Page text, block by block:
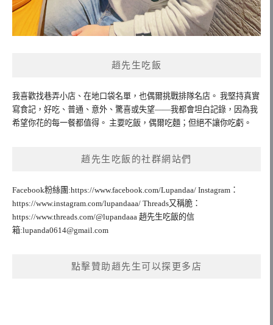
趙先生吃飯
我喜歡找巷弄小店、在地口袋名單，也偶爾挑戰排隊名店。 我堅持真實
寫食記，好吃、普通、意外、驚喜或失望——我都會坦白記錄，因為我
希望你花的每一餐都值得。 主要吃飯，偶爾吃麵；但絕不讓你吃虧。
趙先生吃飯的社群網站們
Facebook粉絲團:https://www.facebook.com/Lupandaa/ Instagram：
https://www.instagram.com/lupandaaa/ Threads又稱脆：
https://www.threads.com/@lupandaaa 趙先生吃飯的信
箱:lupanda0614@gmail.com
點擊贊助趙先生可以探更多店